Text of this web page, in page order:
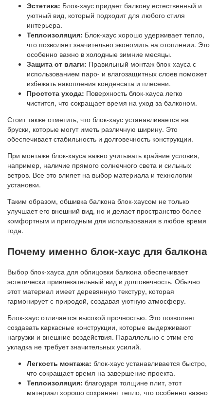
Эстетика: Блок-хаус придает балкону естественный и
уютный вид, который подходит для любого стиля
интерьера.
Теплоизоляция: Блок-хаус хорошо удерживает тепло,
что позволяет значительно экономить на отоплении. Это
особенно важно в холодные зимние месяцы.
Защита от влаги: Правильный монтаж блок-хауса с
использованием паро- и влагозащитных слоев поможет
избежать накопления конденсата и плесени.
Простота ухода: Поверхность блок-хауса легко
чистится, что сокращает время на уход за балконом.
Стоит также отметить, что блок-хаус устанавливается на
бруски, которые могут иметь различную ширину. Это
обеспечивает стабильность и долговечность конструкции.
При монтаже блок-хауса важно учитывать крайние условия,
например, наличие прямого солнечного света и сильных
ветров. Все это влияет на выбор материала и технологии
установки.
Таким образом, обшивка балкона блок-хаусом не только
улучшает его внешний вид, но и делает пространство более
комфортным и пригодным для использования в любое время
года.
Почему именно блок-хаус для балкона
Выбор блок-хауса для облицовки балкона обеспечивает
эстетически привлекательный вид и долговечность. Обычно
этот материал имеет деревянную текстуру, которая
гармонирует с природой, создавая уютную атмосферу.
Блок-хаус отличается высокой прочностью. Это позволяет
создавать каркасные конструкции, которые выдерживают
нагрузки и внешние воздействия. Параллельно с этим его
укладка не требует значительных усилий.
Легкость монтажа: блок-хаус устанавливается быстро,
что сокращает время на завершение проекта.
Теплоизоляция: благодаря толщине плит, этот
материал хорошо сохраняет тепло, что особенно важно